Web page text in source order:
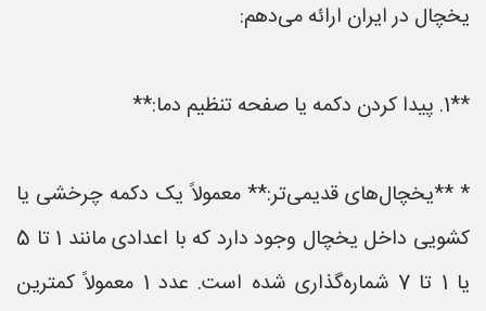
یخچال در ایران ارائه می‌دهم:
**1. پیدا کردن دکمه یا صفحه تنظیم دما:**
* **یخچال‌های قدیمی‌تر:** معمولاً یک دکمه چرخشی یا
کشویی داخل یخچال وجود دارد که با اعدادی مانند 1 تا 5
یا 1 تا 7 شماره‌گذاری شده است. عدد 1 معمولاً کمترین